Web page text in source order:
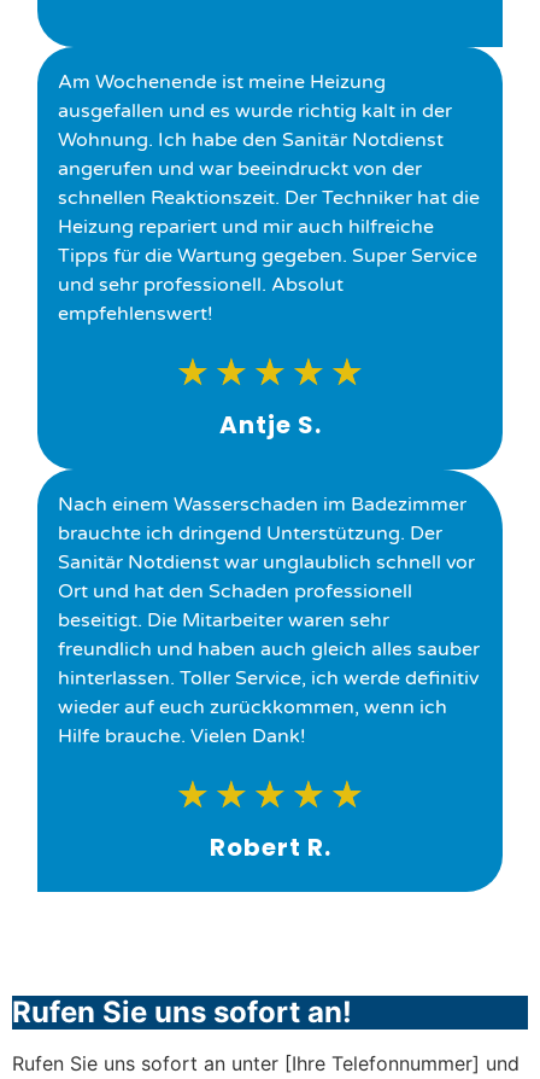
Am Wochenende ist meine Heizung
ausgefallen und es wurde richtig kalt in der
Wohnung. Ich habe den Sanitär Notdienst
angerufen und war beeindruckt von der
schnellen Reaktionszeit. Der Techniker hat die
Heizung repariert und mir auch hilfreiche
Tipps für die Wartung gegeben. Super Service
und sehr professionell. Absolut
empfehlenswert!
★ ★ ★ ★ ★
Antje S.
Nach einem Wasserschaden im Badezimmer
brauchte ich dringend Unterstützung. Der
Sanitär Notdienst war unglaublich schnell vor
Ort und hat den Schaden professionell
beseitigt. Die Mitarbeiter waren sehr
freundlich und haben auch gleich alles sauber
hinterlassen. Toller Service, ich werde definitiv
wieder auf euch zurückkommen, wenn ich
Hilfe brauche. Vielen Dank!
★ ★ ★ ★ ★
Robert R.
Rufen Sie uns sofort an!
Rufen Sie uns sofort an unter [Ihre Telefonnummer] und